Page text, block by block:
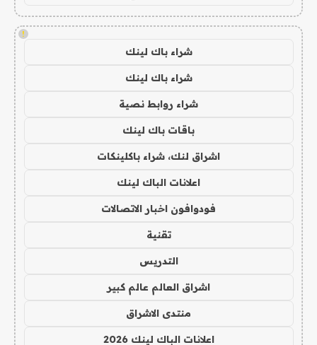
!
شراء باك لينك
شراء باك لينك
شراء روابط نصية
باقات باك لينك
اشراق لنك، شراء باكلينكات
اعلانات الباك لينك
فودوافون اخبار الاتصالات
تقنية
التدريس
اشراق العالم عالم كبير
منتدى الاشراق
اعلانات الباك لينك 2026